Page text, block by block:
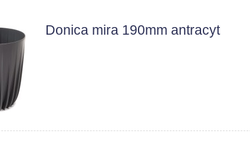
Donica mira 190mm antracyt